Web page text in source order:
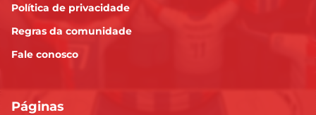
Política de privacidade
Regras da comunidade
Fale conosco
Páginas